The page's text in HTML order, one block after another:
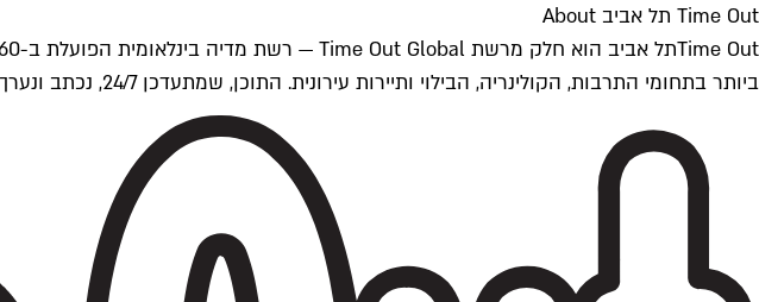
Time Out תל אביב About
ביותר בתחומי התרבות, הקולינריה, הבילוי ותיירות עירונית. התוכן, שמתעדכן 24/7, נכתב ונערך על ידי צוות עיתונאים מקצועי מקומי בישראל, בהתאם לסטנדרטים של Time Out העולמית.